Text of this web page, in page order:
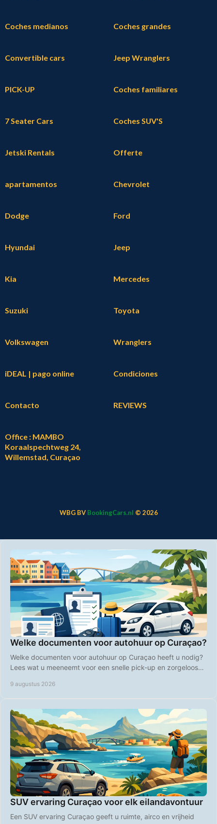
Coches medianos Coches grandes
Convertible cars Jeep Wranglers
PICK-UP Coches familiares
7 Seater Cars Coches SUV'S
Jetski Rentals Offerte
apartamentos Chevrolet
Dodge Ford
Hyundai Jeep
Kia Mercedes
Suzuki Toyota
Volkswagen Wranglers
iDEAL | pago online Condiciones
Contacto REVIEWS
Office : MAMBO
Koraalspechtweg 24,
Willemstad, Curaçao
WBG BV BookingCars.nl © 2026
Welke documenten voor autohuur op Curaçao?
Welke documenten voor autohuur op Curaçao heeft u nodig?
Lees wat u meeneemt voor een snelle pick-up en zorgeloos
9 augustus 2026
SUV ervaring Curaçao voor elk eilandavontuur
Een SUV ervaring Curaçao geeft u ruimte, airco en vrijheid